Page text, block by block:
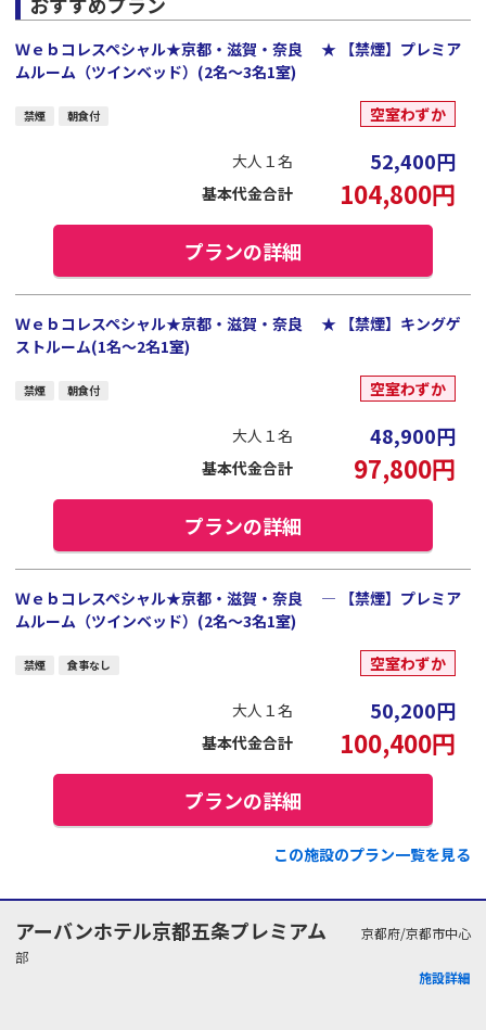
Ｗｅｂコレスペシャル★京都・滋賀・奈良 ★ 【禁煙】プレミア
ムルーム（ツインベッド）(2名～3名1室)
禁煙 朝食付 空室わずか
大人１名 52,400円
基本代金合計 104,800円
プランの詳細
Ｗｅｂコレスペシャル★京都・滋賀・奈良 ★ 【禁煙】キングゲ
ストルーム(1名～2名1室)
禁煙 朝食付 空室わずか
大人１名 48,900円
基本代金合計 97,800円
プランの詳細
Ｗｅｂコレスペシャル★京都・滋賀・奈良 ― 【禁煙】プレミア
ムルーム（ツインベッド）(2名～3名1室)
禁煙 食事なし 空室わずか
大人１名 50,200円
基本代金合計 100,400円
プランの詳細
この施設のプラン一覧を見る
アーバンホテル京都五条プレミアム
京都府/京都市中心
部
施設詳細